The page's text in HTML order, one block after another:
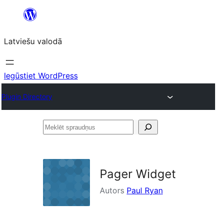
Pāriet
saturu
Latviešu valodā
Iegūstiet WordPress
Plugin Directory
Meklēt
Pager Widget
Autors Paul Ryan